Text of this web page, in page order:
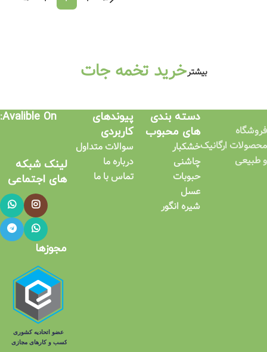
خرید تخمه جاتبیشتر
فروشگاه
محصولات ارگانیک
و طبیعی
دسته بندی
های محبوب
خشکبار
چاشنی
حبوبات
عسل
شیره انگور
پیوندهای
کاربردی​
سوالات متداول
درباره ما
تماس با ما
Avalible On:
لینک شبکه
های اجتماعی​
مجوزها